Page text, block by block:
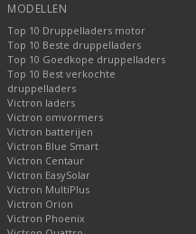
MODELLEN
Top 10 Druppelladers motor
Top 10 Beste druppelladers
Top 10 Goedkope druppelladers
Top 10 Best verkochte
druppelladers
Victron laders
Victron omvormers
Victron batterijen
Victron Blue Smart
Victron Centaur
Victron EasySolar
Victron MultiPlus
Victron Orion
Victron Phoenix